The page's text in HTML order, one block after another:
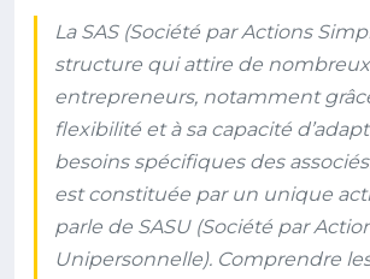
La SAS (Société par Actions
structure qui attire de nombreux
entrepreneurs, notamment
flexibilité et à sa capacité
besoins spécifiques des
est constituée par un unique
parle de SASU (Société par
Unipersonnelle). Comprendre